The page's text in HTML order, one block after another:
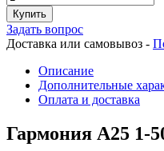
Купить
Задать вопрос
Доставка или самовывоз -
Описание
Дополнительные
Оплата и доставка
Гармония А25 1-